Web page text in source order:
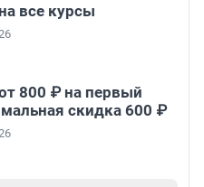
все курсы
800 ₽ на первый
скидка 600 ₽